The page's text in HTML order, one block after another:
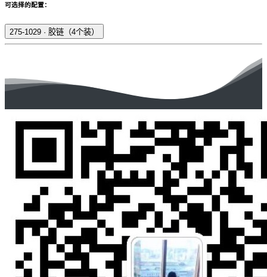
可选择的配置：
275-1029 · 胶链（4个装）